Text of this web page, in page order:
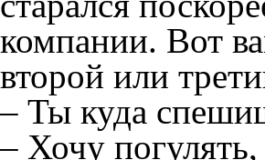
компании. Вот
второй или
– Ты куда
– Хочу